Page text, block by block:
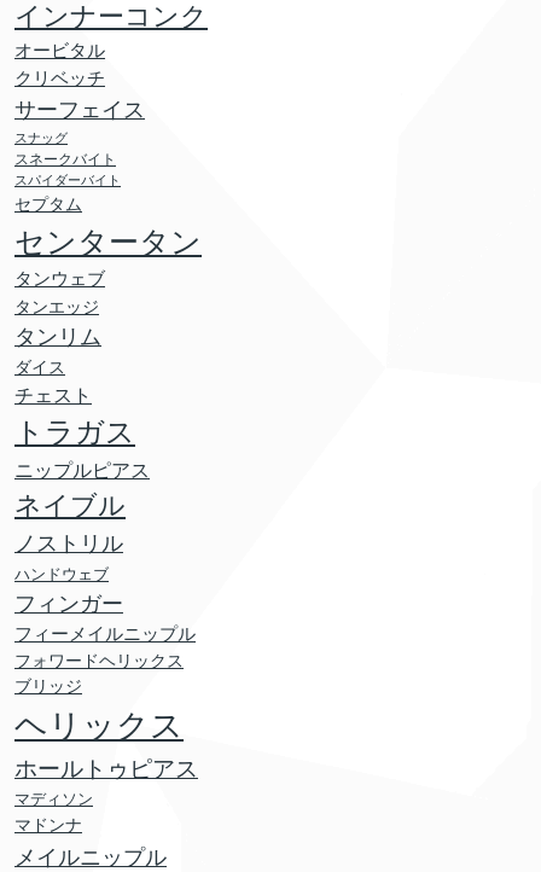
インナーコンク
オービタル
クリベッチ
サーフェイス
スナッグ
スネークバイト
スパイダーバイト
セプタム
センタータン
タンウェブ
タンエッジ
タンリム
ダイス
チェスト
トラガス
ニップルピアス
ネイブル
ノストリル
ハンドウェブ
フィンガー
フィーメイルニップル
フォワードヘリックス
ブリッジ
ヘリックス
ホールトゥピアス
マディソン
マドンナ
メイルニップル